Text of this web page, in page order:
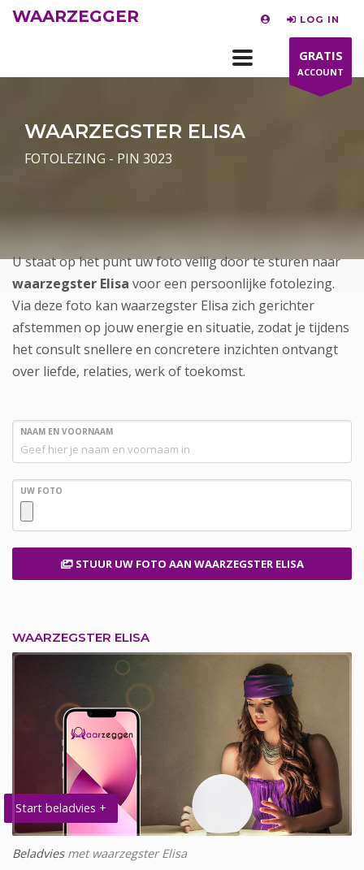
WAARZEGGER LOG IN
GRATIS
ACCOUNT
WAARZEGSTER ELISA
FOTOLEZING - PIN 3023
U staat op het punt uw foto veilig door te sturen naar
waarzegster Elisa voor een persoonlijke fotolezing.
Via deze foto kan waarzegster Elisa zich gerichter
afstemmen op jouw energie en situatie, zodat je tijdens
het consult snellere en concretere inzichten ontvangt
over liefde, relaties, werk of toekomst.
NAAM EN VOORNAAM
UW FOTO
STUUR UW FOTO AAN WAARZEGSTER ELISA
WAARZEGSTER ELISA
Start beladvies +
Beladviesmet waarzegster Elisa